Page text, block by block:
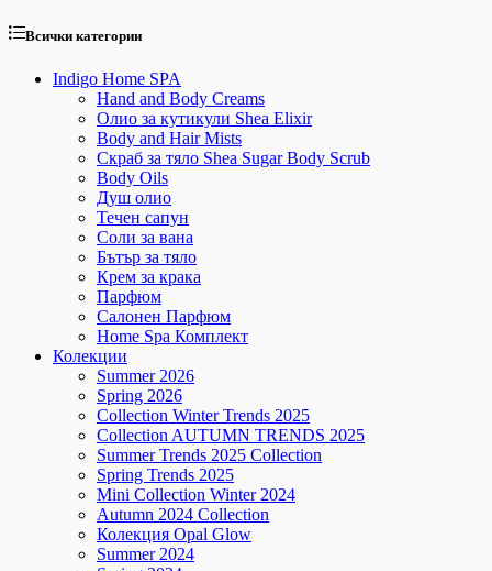
Всички категории
Indigo Home SPA
Hand and Body Creams
Олио за кутикули Shea Elixir
Body and Hair Mists
Скраб за тяло Shea Sugar Body Scrub
Body Oils
Душ олио
Течен сапун
Соли за вана
Бътър за тяло
Крем за крака
Парфюм
Салонен Парфюм
Home Spa Комплект
Колекции
Summer 2026
Spring 2026
Collection Winter Trends 2025
Collection AUTUMN TRENDS 2025
Summer Trends 2025 Collection
Spring Trends 2025
Mini Collection Winter 2024
Autumn 2024 Collection
Колекция Opal Glow
Summer 2024